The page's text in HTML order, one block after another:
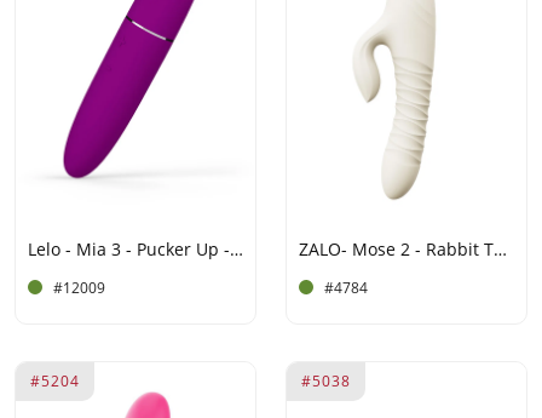
Lelo - Mia 3 - Pucker Up - Dieproze
#12009
ZALO- Mose 2 - Rabbit Thrusting Vibrator - Ivoor Wit
#4784
#5204 #5038